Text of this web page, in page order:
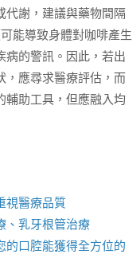
代謝，建議與藥物間隔
能導致身體對咖啡產生
病的警訊。因此，若出
，應尋求醫療評估，而
輔助工具，但應融入均
視醫療品質
、乳牙根管治療
的口腔能獲得全方位的